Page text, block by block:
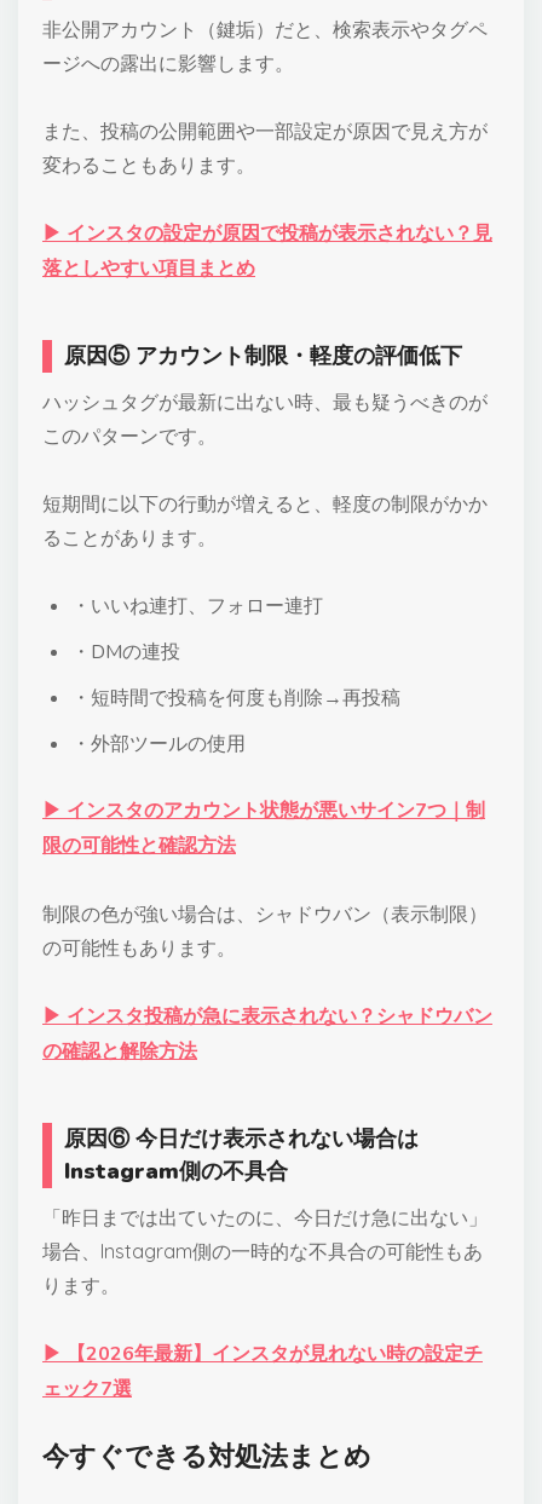
非公開アカウント（鍵垢）だと、検索表示やタグペ
ージへの露出に影響します。
また、投稿の公開範囲や一部設定が原因で見え方が
変わることもあります。
▶ インスタの設定が原因で投稿が表示されない？見
落としやすい項目まとめ
原因⑤ アカウント制限・軽度の評価低下
ハッシュタグが最新に出ない時、最も疑うべきのが
このパターンです。
短期間に以下の行動が増えると、軽度の制限がかか
ることがあります。
・いいね連打、フォロー連打
・DMの連投
・短時間で投稿を何度も削除→再投稿
・外部ツールの使用
▶ インスタのアカウント状態が悪いサイン7つ｜制
限の可能性と確認方法
制限の色が強い場合は、シャドウバン（表示制限）
の可能性もあります。
▶ インスタ投稿が急に表示されない？シャドウバン
の確認と解除方法
原因⑥ 今日だけ表示されない場合は
Instagram側の不具合
「昨日までは出ていたのに、今日だけ急に出ない」
場合、Instagram側の一時的な不具合の可能性もあ
ります。
▶ 【2026年最新】インスタが見れない時の設定チ
ェック7選
今すぐできる対処法まとめ